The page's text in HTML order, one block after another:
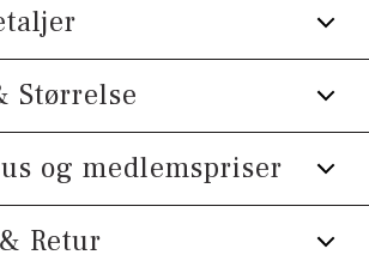
gylp med lynlås.
med genanvendt materiale.
to paspolerede lommer.
på siden.
Superflex, der giver ekstra
Størrelse
fit
ved hofterne, strammere
ad benet
og medlemspriser
Tøjeksperten helt gratis.
Retur